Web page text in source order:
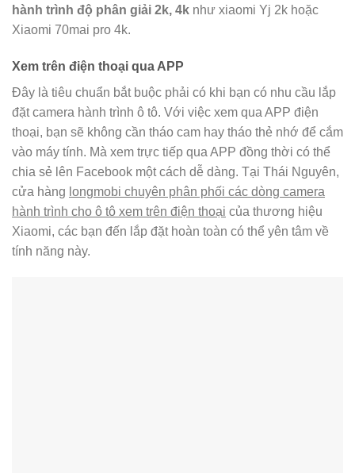
hành trình độ phân giải 2k, 4k như xiaomi Yj 2k hoặc
Xiaomi 70mai pro 4k.
Xem trên điện thoại qua APP
Đây là tiêu chuẩn bắt buộc phải có khi bạn có nhu cầu lắp
đặt camera hành trình ô tô. Với việc xem qua APP điện
thoại, bạn sẽ không cần tháo cam hay tháo thẻ nhớ để cắm
vào máy tính. Mà xem trực tiếp qua APP đồng thời có thể
chia sẻ lên Facebook một cách dễ dàng. Tại Thái Nguyên,
cửa hàng longmobi chuyên phân phối các dòng camera
hành trình cho ô tô xem trên điện thoại của thương hiệu
Xiaomi, các bạn đến lắp đặt hoàn toàn có thể yên tâm về
tính năng này.